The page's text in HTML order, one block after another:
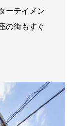
ーテイメン
の街もすぐ